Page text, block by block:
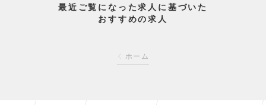
最近ご覧になった求人に基づいた
おすすめの求人
ホーム